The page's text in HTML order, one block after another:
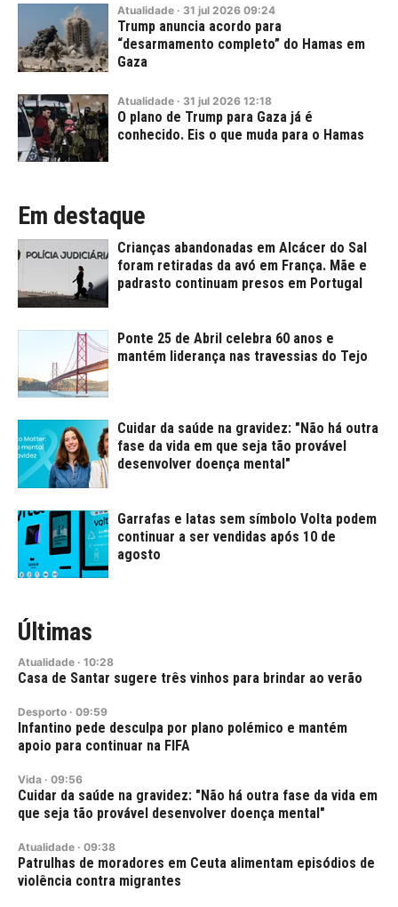
Atualidade · 31 jul 2026 09:24
Trump anuncia acordo para
“desarmamento completo” do Hamas em
Gaza
Atualidade · 31 jul 2026 12:18
O plano de Trump para Gaza já é
conhecido. Eis o que muda para o Hamas
Em destaque
Crianças abandonadas em Alcácer do Sal
foram retiradas da avó em França. Mãe e
padrasto continuam presos em Portugal
Ponte 25 de Abril celebra 60 anos e
mantém liderança nas travessias do Tejo
Cuidar da saúde na gravidez: "Não há outra
fase da vida em que seja tão provável
desenvolver doença mental"
Garrafas e latas sem símbolo Volta podem
continuar a ser vendidas após 10 de
agosto
Últimas
Atualidade · 10:28
Casa de Santar sugere três vinhos para brindar ao verão
Desporto · 09:59
Infantino pede desculpa por plano polémico e mantém
apoio para continuar na FIFA
Vida · 09:56
Cuidar da saúde na gravidez: "Não há outra fase da vida em
que seja tão provável desenvolver doença mental"
Atualidade · 09:38
Patrulhas de moradores em Ceuta alimentam episódios de
violência contra migrantes